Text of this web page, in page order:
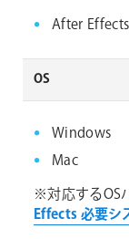
After
OS
Windows
Mac
※対応するOS
Effects 必要シ